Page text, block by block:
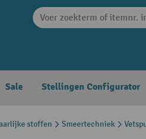
Sale Stellingen Configurator
stoffen Smeertechniek